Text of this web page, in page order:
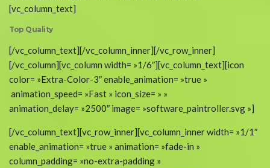
[vc_column_text]
Top Quality
[/vc_column_text][/vc_column_inner][/vc_row_inner]
[/vc_column][vc_column width= »1/6″][vc_column_text][icon
color= »Extra-Color-3″ enable_animation= »true »
animation_speed= »Fast » icon_size= » »
animation_delay= »2500″ image= »software_paintroller.svg »]
[/vc_column_text][vc_row_inner][vc_column_inner width= »1/1″
enable_animation= »true » animation= »fade-in »
column_padding= »no-extra-padding »